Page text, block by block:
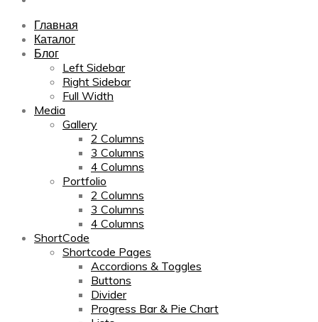
Главная
Каталог
Блог
Left Sidebar
Right Sidebar
Full Width
Media
Gallery
2 Columns
3 Columns
4 Columns
Portfolio
2 Columns
3 Columns
4 Columns
ShortCode
Shortcode Pages
Accordions & Toggles
Buttons
Divider
Progress Bar & Pie Chart